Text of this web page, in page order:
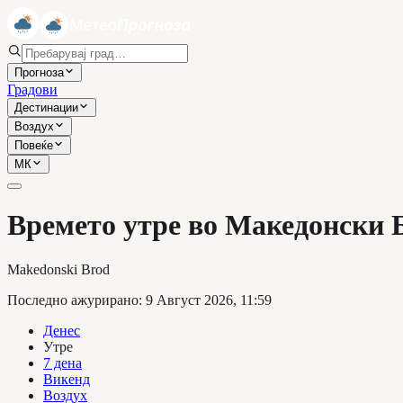
Прогноза
Градови
Дестинации
Воздух
Повеќе
МК
Времето утре во Македонски
Makedonski Brod
Последно ажурирано: 9 Август 2026, 11:59
Денес
Утре
7 дена
Викенд
Воздух